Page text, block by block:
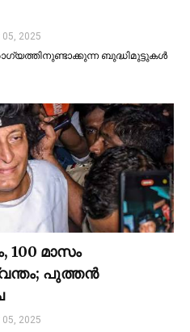
05, 2025
ബുദ്ധിമുട്ടുകള്‍
100 മാസം
പുത്തന്‍
05, 2025